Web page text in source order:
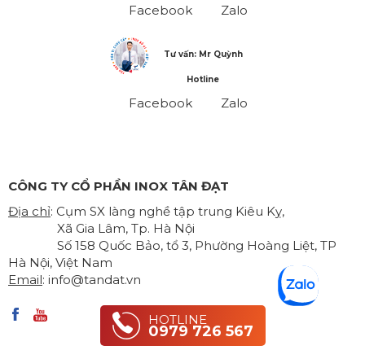
HOTLINE
0979 726 567
Facebook Zalo
Tư vấn: Mr Quỳnh
Hotline
Facebook Zalo
CÔNG TY CỔ PHẦN INOX TÂN ĐẠT
Địa chỉ: Cụm SX làng nghề tập trung Kiêu Kỵ,
Xã Gia Lâm, Tp. Hà Nội
Số 158 Quốc Bảo, tổ 3, Phường Hoàng Liệt, TP
Hà Nội, Việt Nam
Email: info@tandat.vn